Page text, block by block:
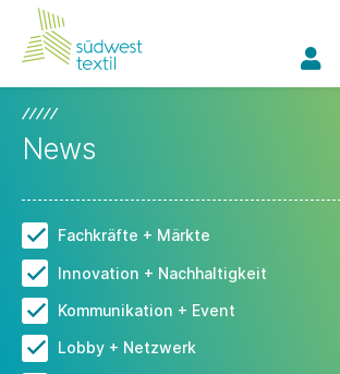
News
Fachkräfte + Märkte
Innovation + Nachhaltigkeit
Kommunikation + Event
Lobby + Netzwerk